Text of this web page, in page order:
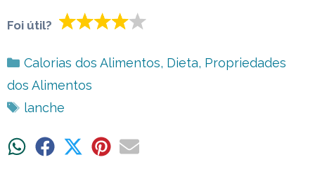
Foi útil?
Categorias
Calorias dos Alimentos, Dieta, Propriedades
dos Alimentos
Tags
lanche
ShareShare ShareShareShare